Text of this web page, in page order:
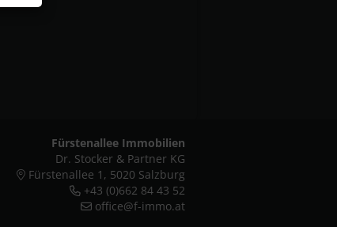
Fürstenallee Immobilien
Dr. Stocker & Partner KG
Fürstenallee 1, 5020 Salzburg
+43 (0)662 84 43 52
office@f-immo.at